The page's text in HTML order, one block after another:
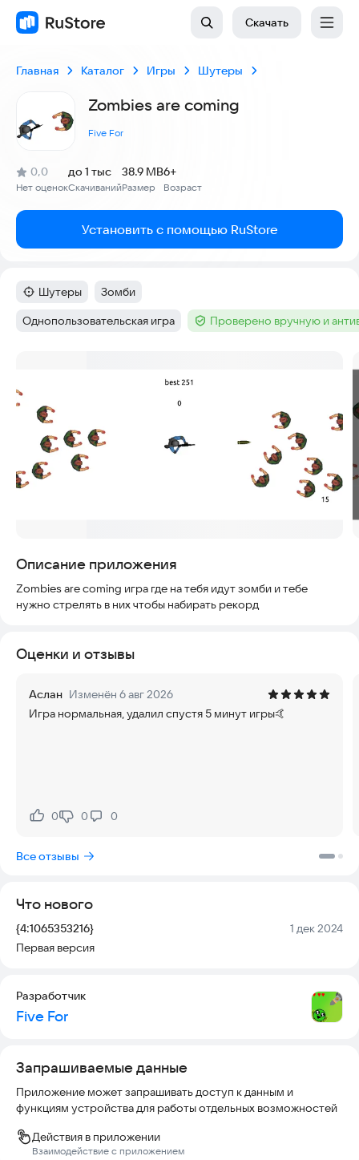
Скачать
Главная Каталог Игры Шутеры
Zombies are coming
Five For
Рейтинг:
0,0
(
Нет оценок
)
Скачиваний
до 1 тыс
Размер
38.9 MB
Возраст
6+
Установить с помощью RuStore
Категория:
Шутеры Тег:
Зомби
Тег:
Однопользовательская игра Тег :Проверено вручную и
Описание приложения
Zombies are coming игра где на тебя идут зомби и тебе
нужно стрелять в них чтобы набирать рекорд
Оценки и отзывы
Аслан Изменён 6 авг 2026
Игра нормальная, удалил спустя 5 минут игры🤙
Нравится:
0Не нравится:
0 0
Все отзывы
Что нового
Версия:
{4:1065353216} Дата:
1 дек 2024
Первая версия
Разработчик
Five For
Запрашиваемые данные
Приложение может запрашивать доступ к данным и
функциям устройства для работы отдельных возможностей
Действия в приложении
Взаимодействие с приложением